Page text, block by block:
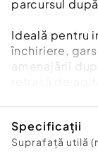
parcursul
Ideală pentru
închiriere,
amenajării
retrasă de
✔ Etaj 2
✔ Semifinisată
Specificații
Suprafață utilă